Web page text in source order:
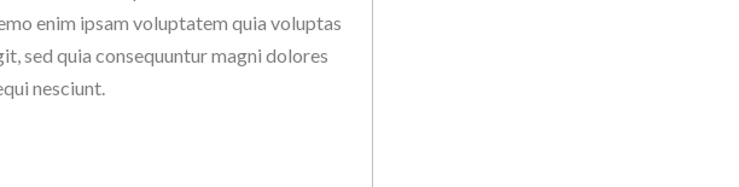
enim ipsam voluptatem quia voluptas
sed quia consequuntur magni dolores
nesciunt.